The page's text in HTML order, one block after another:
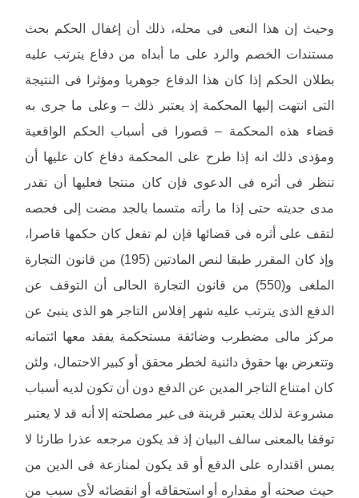
وحيث إن هذا النعى فى محله، ذلك أن إغفال الحكم بحث
مستندات الخصم والرد على ما أبداه من دفاع يترتب عليه
بطلان الحكم إذا كان هذا الدفاع جوهريا ومؤثرا فى النتيجة
التى انتهت إليها المحكمة إذ يعتبر ذلك – وعلى ما جرى به
قضاء هذه المحكمة – قصورا فى أسباب الحكم الواقعية
ومؤدى ذلك انه إذا طرح على المحكمة دفاع كان عليها أن
تنظر فى أثره فى الدعوى فإن كان منتجا فعليها أن تقدر
مدى جديته حتى إذا ما رأته متسما بالجد مضت إلى فحصه
لتقف على أثره فى قضائها فإن لم تفعل كان حكمها قاصرا،
وإذ كان المقرر طبقا لنص المادتين (195) من قانون التجارة
الملغى و(550) من قانون التجارة الحالى أن التوقف عن
الدفع الذى يترتب عليه شهر إفلاس التاجر هو الذى ينبئ عن
مركز مالى مضطرب وضائقة مستحكمة يفقد معها ائتمانه
وتتعرض بها حقوق دائنية لخطر محقق أو كبير الاحتمال، ولئن
كان امتناع التاجر المدين عن الدفع دون أن تكون لديه أسباب
مشروعة لذلك يعتبر قرينة فى غير مصلحته إلا أنه قد لا يعتبر
توقفا بالمعنى سالف البيان إذ قد يكون مرجعه عذرا طارئا لا
يمس اقتداره على الدفع أو قد يكون لمنازعة فى الدين من
حيث صحته أو مقداره أو استحقاقه أو انقضائه لأى سبب من